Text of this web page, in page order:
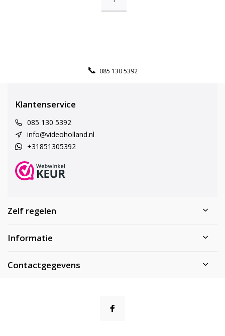
085 130 5392
Klantenservice
085 130 5392
info@videoholland.nl
+31851305392
Zelf regelen
Informatie
Contactgegevens